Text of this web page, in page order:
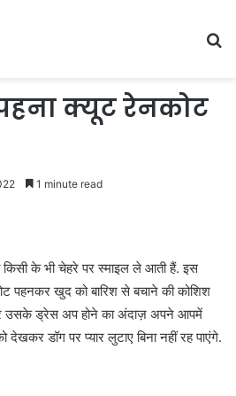
क्यूट रेनकोट
1 minute read
के भी चेहरे पर स्माइल ले आती हैं. इस
पहनकर खुद को बारिश से बचाने की कोशिश
उसके ड्रेस अप होने का अंदाज़ अपने आपमें
डॉग पर प्यार लुटाए बिना नहीं रह पाएंगे.